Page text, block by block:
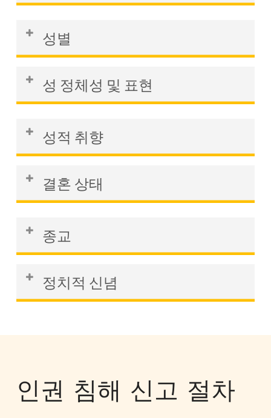
는 고용주를 들 수 있습니다.
정 유형의 가족(예: 자녀가 있는 가족, 미혼
모 등)에 따른 차별을 의미할 수 있습니다.
예를 들어 고용주가 아픈 자녀를 돌보기 위
원의 가족과 개인적인 갈등이 있다는 이유
로 자격을 갖춘 직원의 승진을 거부하는 경
성별
여성, 남성, 간성 여부에 따른 차별을 포함
하며 성희롱도 포함됩니다.
예를 들어, 고용주가 신고된 성희롱을 해결
하지 않거나 거부하는 경우입니다.
성 정체성 및 표현
를 이유로 한 차별에는 트랜스 혐오적인 행
동이나 발언, 회사 복장 규정의 차별적 시
행, 성별 표현에 따른 따돌림 및 괴롭힘 등
이 포함될 수 있습니다.
성적 취향
차별의 예로는 직장에서 직원의 동성애 혐
오 행위를 반복적으로 해결하지 않는 고용
주를 들 수 있습니다.
결혼 상태
등에 근거한 차별을 포함합니다. 이러한 이
유로 인한 차별에는 고용주가 직원의 결혼
여부와 관련된 부정적인 가정에 근거하여
행동하거나 결혼 여부로 인해 직원의 기회
종교
또한 종교적 신념이 없는 사람을 보호합니
다. 차별의 한 예로 일요일에 교회에 참석
하기 위해 직원의 근무 일정을 조정하지 않
정치적 신념
도 포함될 수 있습니다.
인권 침해 신고 절차